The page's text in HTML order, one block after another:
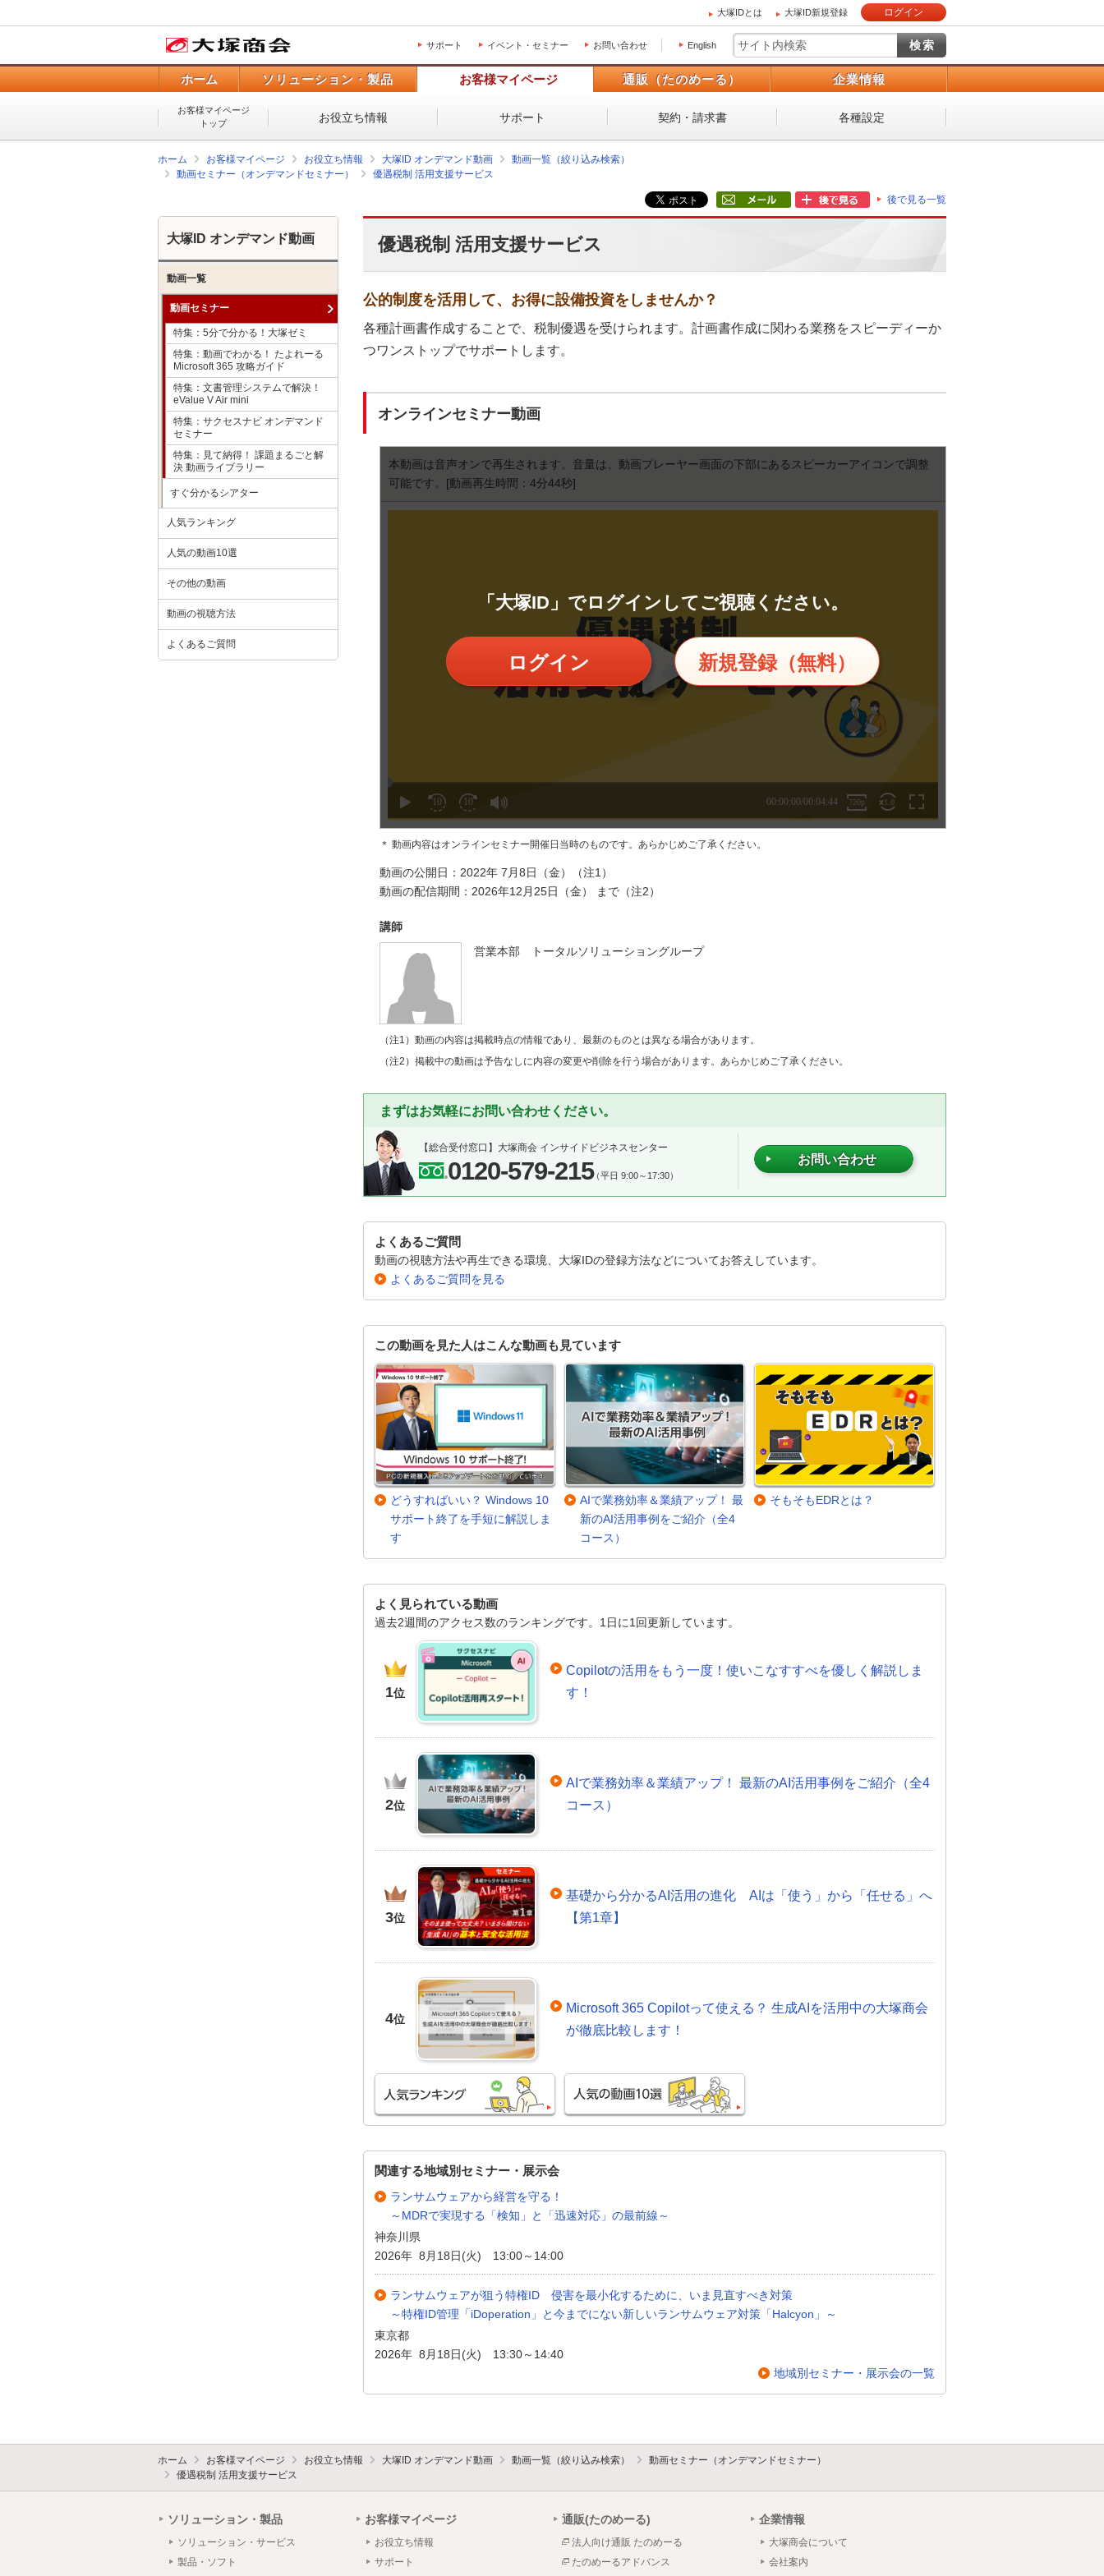
大塚IDとは 大塚ID新規登録 ログイン
サポート イベント・セミナー お問い合わせ English
ホーム ソリューション・製品 お客様マイページ 通販（たのめーる） 企業情報
お客様マイページ
トップ
お役立ち情報 サポート 契約・請求書 各種設定
ホーム お客様マイページ お役立ち情報 大塚ID オンデマンド動画
動画一覧（絞り込み検索）
動画セミナー（オンデマンドセミナー）
優遇税制 活用支援サービス
後で見る一覧
優遇税制 活用支援サービス
公的制度を活用して、お得に設備投資をしませんか？
各種計画書作成することで、税制優遇を受けられます。計画書作成に関わる業務をスピーディーか
つワンストップでサポートします。
オンラインセミナー動画
本動画は音声オンで再生されます。音量は、動画プレーヤー画面の下部にあるスピーカーアイコンで調整
可能です。 [動画再生時間：4分44秒]
「大塚ID」でログインしてご視聴ください。
ログイン 新規登録（無料）
＊ 動画内容はオンラインセミナー開催日当時のものです。あらかじめご了承ください。
動画の公開日：2022年 7月8日（金）（注1）
動画の配信期間：2026年12月25日（金） まで（注2）
講師
営業本部 トータルソリューショングループ
（注1）動画の内容は掲載時点の情報であり、最新のものとは異なる場合があります。
（注2）掲載中の動画は予告なしに内容の変更や削除を行う場合があります。あらかじめご了承ください。
まずはお気軽にお問い合わせください。
【総合受付窓口】 大塚商会 インサイドビジネスセンター
0120-579-215（平日 9:00～17:30）
お問い合わせ
よくあるご質問
動画の視聴方法や再生できる環境、大塚IDの登録方法などについてお答えしています。
よくあるご質問を見る
この動画を見た人はこんな動画も見ています
どうすればいい？ Windows 10
サポート終了を手短に解説しま
す
AIで業務効率＆業績アップ！ 最
新のAI活用事例をご紹介（全4
コース）
そもそもEDRとは？
よく見られている動画
過去2週間のアクセス数のランキングです。1日に1回更新しています。
1位
Copilotの活用をもう一度！使いこなすすべを優しく解説しま
す！
2位
AIで業務効率＆業績アップ！ 最新のAI活用事例をご紹介（全4
コース）
3位
基礎から分かるAI活用の進化 AIは「使う」から「任せる」へ
【第1章】
4位
Microsoft 365 Copilotって使える？ 生成AIを活用中の大塚商会
が徹底比較します！
関連する地域別セミナー・展示会
ランサムウェアから経営を守る！
～MDRで実現する「検知」と「迅速対応」の最前線～
神奈川県
2026年 8月18日(火) 13:00～14:00
ランサムウェアが狙う特権ID 侵害を最小化するために、いま見直すべき対策
～特権ID管理「iDoperation」と今までにない新しいランサムウェア対策「Halcyon」～
東京都
2026年 8月18日(火) 13:30～14:40
地域別セミナー・展示会の一覧
大塚ID オンデマンド動画
動画一覧
動画セミナー
特集：5分で分かる！大塚ゼミ
特集：動画でわかる！ たよれーる
Microsoft 365 攻略ガイド
特集：文書管理システムで解決！
eValue V Air mini
特集：サクセスナビ オンデマンド
セミナー
特集：見て納得！ 課題まるごと解
決 動画ライブラリー
すぐ分かるシアター
人気ランキング
人気の動画10選
その他の動画
動画の視聴方法
よくあるご質問
ホーム お客様マイページ お役立ち情報 大塚ID オンデマンド動画 動画一覧（絞り込み検索）
動画セミナー（オンデマンドセミナー）
優遇税制 活用支援サービス
ソリューション・製品
ソリューション・サービス
製品・ソフト
お客様マイページ
お役立ち情報
サポート
通販(たのめーる)
法人向け通販 たのめーる
たのめーるアドバンス
企業情報
大塚商会について
会社案内